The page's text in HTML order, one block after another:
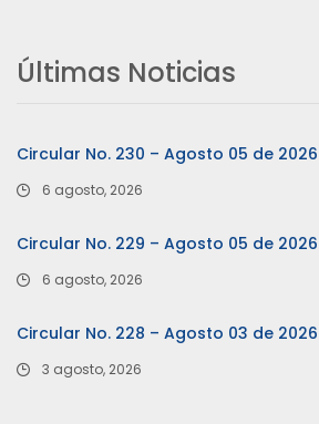
Últimas Noticias
Circular No. 230 – Agosto 05 de 2026
6 agosto, 2026
Circular No. 229 – Agosto 05 de 2026
6 agosto, 2026
Circular No. 228 – Agosto 03 de 2026
3 agosto, 2026